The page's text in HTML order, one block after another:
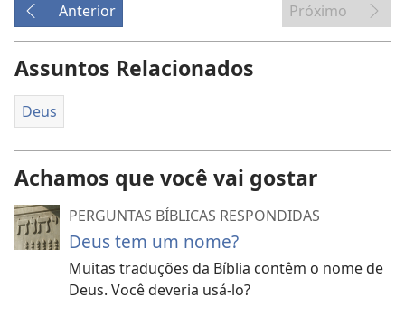
Anterior Próximo
Assuntos Relacionados
Deus
Achamos que você vai gostar
PERGUNTAS BÍBLICAS RESPONDIDAS
Deus tem um nome?
Muitas traduções da Bíblia contêm o nome de
Deus. Você deveria usá-lo?